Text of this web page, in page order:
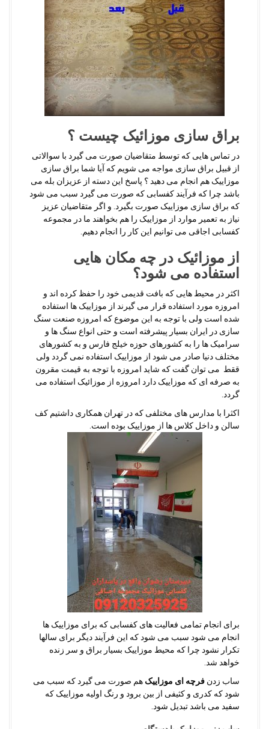
براق سازی موزائیک چیست ؟
در تماس هایی که توسط متقاضیان صورت می گیرد با سوالاتی
از قبیل براق سازی مواجه می شویم که آیا شما براق سازی
موزاییک هم انجام می دهید ؟ پاسخ این دسته از عزیزان بله می
باشد چرا که فرآیند کفسابی که صورت می گیرد سبب می شود
که براق سازی موزاییک صورت بگیرد. و اگر متقاضیان عزیز
نیاز به تعمیر موارد از موزاییک را هم بخواهند ما در مجموعه
کفسابی اجاقی می توانیم این کار را انجام دهیم.
از موزائیک در چه مکان هایی
استفاده می شود؟
اکثر در محیط هایی که بافت قدیمی خود را حفظ کرده اند و
امروزه مورد استفاده قرار می گیرند از موزاییک ها استفاده
شده است ولی با توجه به این موضوع که امروزه صنعت سنگ
سازی در ایران بسیار پیشرفته است و حتی انواع سنگ ها و
سرامیک ها را به کشورهای حوزه خیلج فارس و به کشورهای
مختلف دنیا صادر می شود از موزاییک استفاده نمی گردد ولی
ققط می توان گفت که شاید امروزه با توجه به قیمت مقرون
به صرفه ای که موزاییک دارد امروزه از موزائیک استفاده می
گردد.
اکثرا با مدارس های مختلفی که در تهران همکاری داشتیم کف
سالن و داخل کلاس ها از موزاییک بوده است.
برای انجام تمامی فعالیت های کفسابی که برای موزاییک ها
انجام می شود سبب می شود که این فرآیند دیگر برای سالها
تکرار نشود چرا که محیط موزاییک بسیار براق و سر زنده
خواهد شد.
ساب زدن فرچه ای موزاییک هم صورت می گیرد که سبب می
شود که کدری و کثیفی از بین برود و رنگ اولیه موزاییک که
سفید می باشد تبدیل شود.